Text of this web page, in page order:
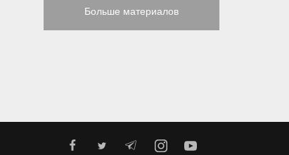
Больше материалов